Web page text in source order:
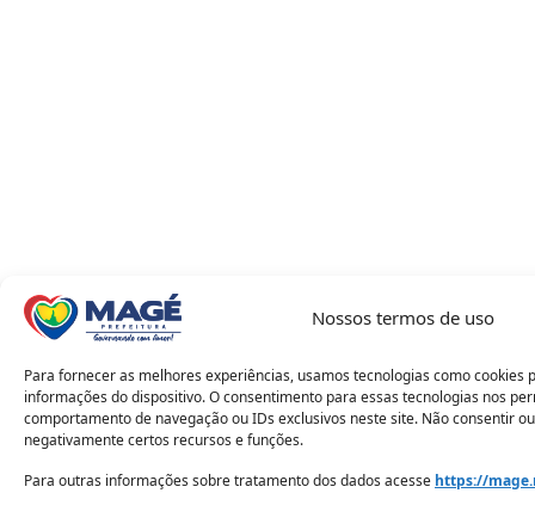
Nossos termos de uso
Para fornecer as melhores experiências, usamos tecnologias como cookies
informações do dispositivo. O consentimento para essas tecnologias nos
comportamento de navegação ou IDs exclusivos neste site. Não consentir
negativamente certos recursos e funções.
Para outras informações sobre tratamento dos dados acesse https://